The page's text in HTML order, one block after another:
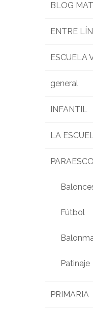
BLOG
ENTRE
ESCUELA
general
INFANTIL
LA
Fútbol
Patinaje
PRIMARIA